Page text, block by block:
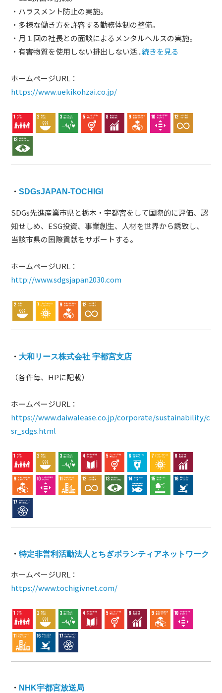
・ハラスメント防止の実施。
・多様な働き方を許容する勤務体制の整備。
・月１回の社長との面談によるメンタルヘルスの実施。
・有害物質を使用しない排出しない活...続きを見る
ホームページURL：
https://www.uekikohzai.co.jp/
・SDGsJAPAN‐TOCHIGI
SDGs先進産業市県と栃木・宇都宮をして国際的に評価、認
知せしめ、ESG投資、事業創生、人材を世界から誘致し、
当該市県の国際貢献をサポートする。
ホームページURL：
http://www.sdgsjapan2030.com
・ 大和リース株式会社 宇都宮支店
（各件毎、HPに記載）
ホームページURL：
https://www.daiwalease.co.jp/corporate/sustainability/c
sr_sdgs.html
・特定非営利活動法人とちぎボランティアネットワーク
ホームページURL：
https://www.tochigivnet.com/
・ NHK宇都宮放送局